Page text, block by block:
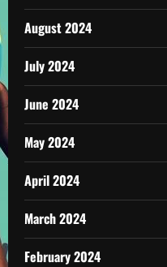
August 2024
July 2024
June 2024
May 2024
April 2024
March 2024
February 2024